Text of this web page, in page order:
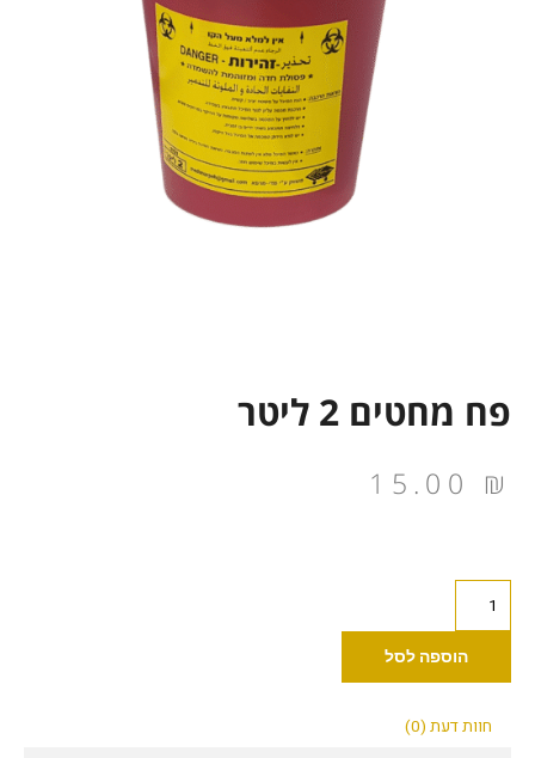
פח מחטים 2 ליטר
15.00 ₪
מחטים
הוספה לסל
חוות דעת (0)